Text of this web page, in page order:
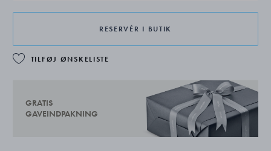
RESERVÉR I BUTIK
TILFØJ ØNSKELISTE
GRATIS
GAVEINDPAKNING